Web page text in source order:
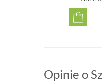
Opinie o